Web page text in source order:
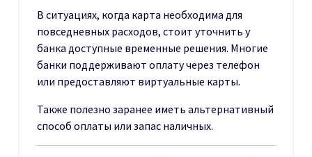
В ситуациях, когда карта необходима для
повседневных расходов, стоит уточнить у
банка доступные временные решения. Многие
банки поддерживают оплату через телефон
или предоставляют виртуальные карты.
Также полезно заранее иметь альтернативный
способ оплаты или запас наличных.